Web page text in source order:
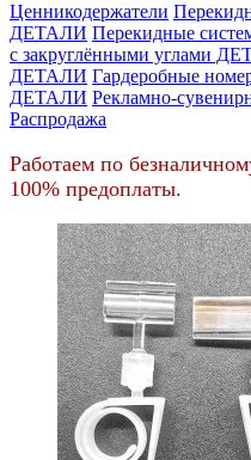
Ценникодержатели
ДЕТАЛИ Перекидные
c закруглёнными углами
ДЕТАЛИ Гардеробные
ДЕТАЛИ Рекламно-
Распродажа
Работаем по
100% предоплаты.